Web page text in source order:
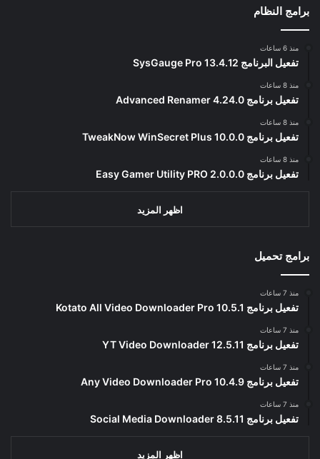
برامج النظام
منذ 6 ساعات
تفعيل البرنامج 13.4.12 SysGauge Pro
منذ 8 ساعات
تفعيل برنامج Advanced Renamer 4.24.0
منذ 8 ساعات
تفعيل برنامج TweakNow WinSecret Plus 10.0.0
منذ 8 ساعات
تفعيل برنامج Easy Gamer Utility PRO 2.0.0.0
اظهر المزيد
برامج تحميل
منذ 7 ساعات
تفعيل برنامج Kotato All Video Downloader Pro 10.5.1
منذ 7 ساعات
تفعيل برنامج YT Video Downloader 12.5.11
منذ 7 ساعات
تفعيل برنامج Any Video Downloader Pro 10.4.9
منذ 7 ساعات
تفعيل برنامج Social Media Downloader 8.5.11
اظهر المزيد